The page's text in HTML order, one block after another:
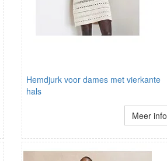
Hemdjurk voor dames met vierkante
hals
Meer info